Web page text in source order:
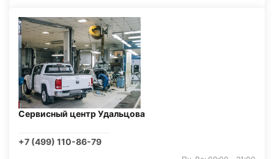
Сервисный центр Удальцова
+7 (499) 110-86-79